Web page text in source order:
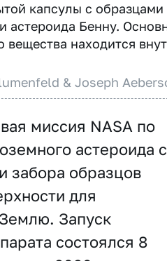
капсулы с образцами
астероида Бенну.
вещества находится
& Joseph
миссия NASA по
астероида с
забора образцов
для
Запуск
состоялся 8